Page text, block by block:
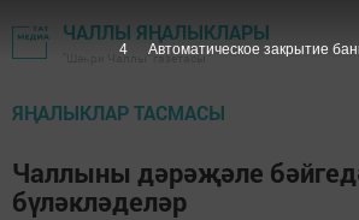
ЧАЛЛЫ ЯҢАЛЫКЛАРЫ
"Шәһри Чаллы" газетасы
ЯҢАЛЫКЛАР ТАСМАСЫ
Чаллыны дәрәҗәле
бүләкләделәр
3 Автоматическое закрытие